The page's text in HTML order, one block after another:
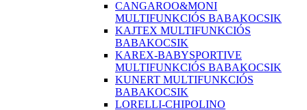
CANGAROO&MONI
MULTIFUNKCIÓS BABAKOCSIK
KAJTEX MULTIFUNKCIÓS
BABAKOCSIK
KAREX-BABYSPORTIVE
MULTIFUNKCIÓS BABAKOCSIK
KUNERT MULTIFUNKCIÓS
BABAKOCSIK
LORELLI-CHIPOLINO